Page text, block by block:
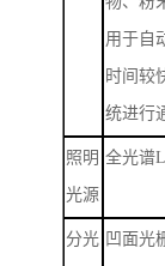
用于自
时间较
统进行
照明
光源
全光谱
分光 凹面光